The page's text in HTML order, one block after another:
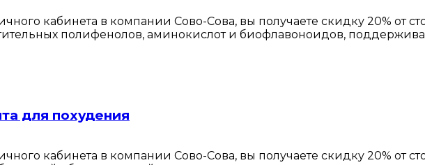
кабинета в компании Сово-Сова, вы получаете скидку 20% от
полифенолов, аминокислот и биофлавоноидов,
для похудения
кабинета в компании Сово-Сова, вы получаете скидку 20% от